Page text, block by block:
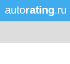
autorating.ru